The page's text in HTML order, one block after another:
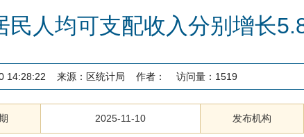
人均可支配收入分别增长
14:28:22 来源： 区统计局 作者： 访问量： 1519
2025-11-10 发布机构